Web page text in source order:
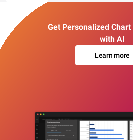
Get Personalized
with AI
Learn more